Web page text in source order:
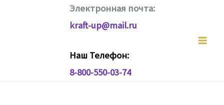
Электронная почта:
kraft-up@mail.ru
Наш Телефон:
8-800-550-03-74